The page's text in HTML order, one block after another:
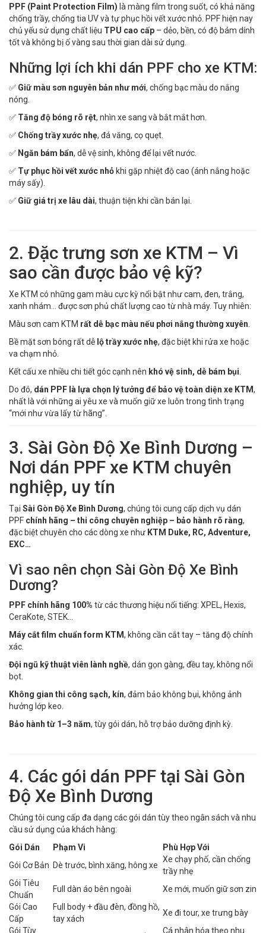
PPF (Paint Protection Film) là màng film trong suốt, có khả năng
chống trầy, chống tia UV và tự phục hồi vết xước nhỏ. PPF hiện nay
chủ yếu sử dụng chất liệu TPU cao cấp – dẻo, bền, có độ bám dính
tốt và không bị ố vàng sau thời gian dài sử dụng.
Những lợi ích khi dán PPF cho xe KTM:
✅ Giữ màu sơn nguyên bản như mới, chống bạc màu do nắng
nóng.
✅ Tăng độ bóng rõ rệt, nhìn xe sang và bắt mắt hơn.
✅ Chống trầy xước nhẹ, đá văng, cọ quẹt.
✅ Ngăn bám bẩn, dễ vệ sinh, không để lại vết nước.
✅ Tự phục hồi vết xước nhỏkhi gặp nhiệt độ cao (ánh nắng hoặc
máy sấy).
✅ Giữ giá trị xe lâu dài, thuận tiện khi cần bán lại.
2. Đặc trưng sơn xe KTM – Vì
sao cần được bảo vệ kỹ?
Xe KTM có những gam màu cực kỳ nổi bật như cam, đen, trắng,
xanh nhám... được sơn phủ chất lượng cao từ nhà máy. Tuy nhiên:
Màu sơn cam KTM rất dễ bạc màu nếu phơi nắng thường xuyên
Bề mặt sơn bóng rất dễ lộ trầy xước nhẹ, đặc biệt khi rửa xe hoặc
va chạm nhỏ.
Kết cấu xe nhiều chi tiết góc cạnh nên khó vệ sinh, dễ bám bụi
Do đó, dán PPF là lựa chọn lý tưởng để bảo vệ toàn diện xe KTM,
nhất là với những ai yêu xe và muốn giữ xe luôn trong tình trạng
“mới như vừa lấy từ hãng”.
3. Sài Gòn Độ Xe Bình Dương –
Nơi dán PPF xe KTM chuyên
nghiệp, uy tín
Tại Sài Gòn Độ Xe Bình Dương, chúng tôi cung cấp dịch vụ dán
PPF chính hãng – thi công chuyên nghiệp – bảo hành rõ ràng,
đặc biệt chuyên cho các dòng xe như KTM Duke, RC, Adventure,
EXC…
Vì sao nên chọn Sài Gòn Độ Xe Bình
Dương?
PPF chính hãng 100% từ các thương hiệu nổi tiếng: XPEL, Hexis,
CeraKote, STEK…
Máy cắt film chuẩn form KTM, không cần cắt tay – tăng độ chính
xác.
Đội ngũ kỹ thuật viên lành nghề, dán gọn gàng, đều tay, không nổi
bọt.
Không gian thi công sạch, kín, đảm bảo không bụi, không ảnh
hưởng lớp keo.
Bảo hành từ 1–3 năm, tùy gói dán, hỗ trợ bảo dưỡng định kỳ.
4. Các gói dán PPF tại Sài Gòn
Độ Xe Bình Dương
Chúng tôi cung cấp đa dạng các gói dán tùy theo ngân sách và nhu
cầu sử dụng của khách hàng:
Gói Dán
Phạm Vi
Phù Hợp Với
Gói Cơ Bản Dè trước, bình xăng, hông xe
Xe chạy phố, cần chống
trầy nhẹ
Gói Tiêu
Chuẩn
Full dàn áo bên ngoài
Xe mới, muốn giữ sơn zin
Gói Cao
Cấp
Full body + đầu đèn, đồng hồ,
tay xách
Xe đi tour, xe trưng bày
Gói Tùy
Cá nhân hóa theo nhu